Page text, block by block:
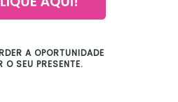
A OPORTUNIDADE
O SEU PRESENTE.